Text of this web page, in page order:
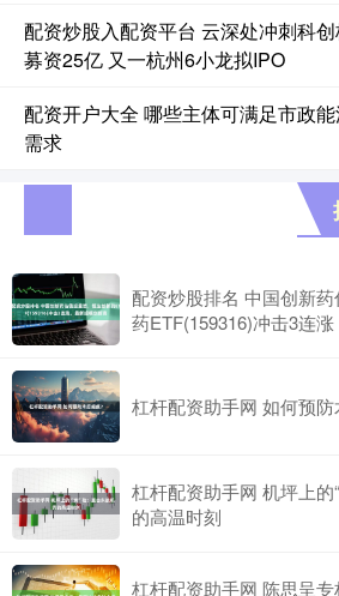
配资炒股入配资平台 云深处冲刺科
募资25亿 又一杭州6小龙拟IPO
配资开户大全 哪些主体可满足市政
需求
配资炒股排名 中国创新
药ETF(159316)冲击3连
杠杆配资助手网 如何预防
杠杆配资助手网 机坪上的
的高温时刻
杠杆配资助手网 陈思呈